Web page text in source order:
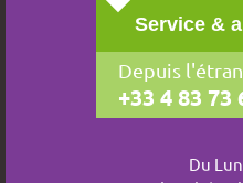
Service &
Depuis
+33 4 83 73
Du